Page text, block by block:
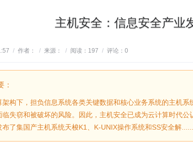
主机安全：信息安全产业
/ 作者： / 来源： / 阅读： 197 / 评论： 0
：
架构下，担负信息系统各类关键数据和核心业务系统的主机
临失窃和被破坏的风险。因此，主机安全已成为云计算时代
布了集国产主机系统天梭K1、K-UNIX操作系统和SS安全解......